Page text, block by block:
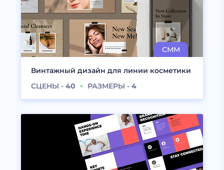
Винтажный дизайн для линии косметики
СЦЕНЫ - 40 РАЗМЕРЫ - 4